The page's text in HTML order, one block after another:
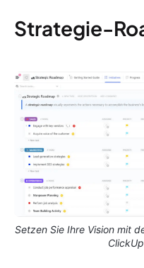
Strategie-
Setzen Sie Ihre Vision mit